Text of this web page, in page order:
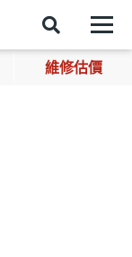
維修估價